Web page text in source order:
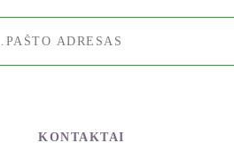
KONTAKTAI